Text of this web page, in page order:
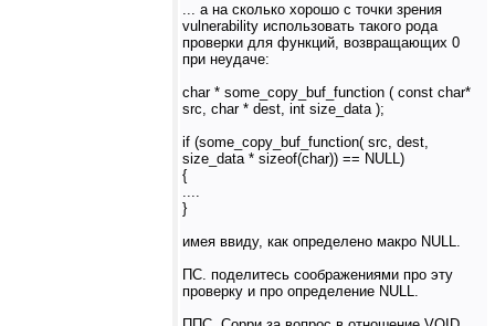
... а на сколько хорошо с точки зрения
vulnerability использовать такого рода
проверки для функций, возвращающих 0
при неудаче:
char * some_copy_buf_function ( const char*
src, char * dest, int size_data );
if (some_copy_buf_function( src, dest,
size_data * sizeof(char)) == NULL)
{
....
}
имея ввиду, как определено макро NULL.
ПС. поделитесь соображениями про эту
проверку и про определение NULL.